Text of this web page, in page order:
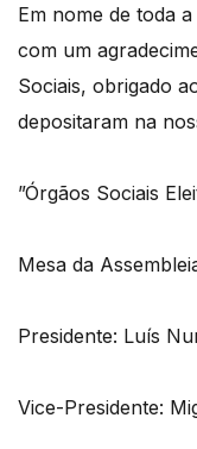
Em nome de toda
com um
Sociais, obrigado
depositaram na
”Órgãos Sociais
Mesa da
Presidente: Luís
Vice-Presidente: